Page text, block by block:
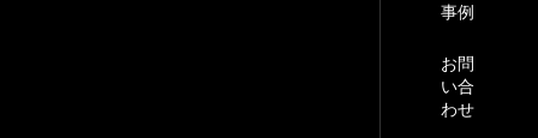
事例
お問
い合
わせ